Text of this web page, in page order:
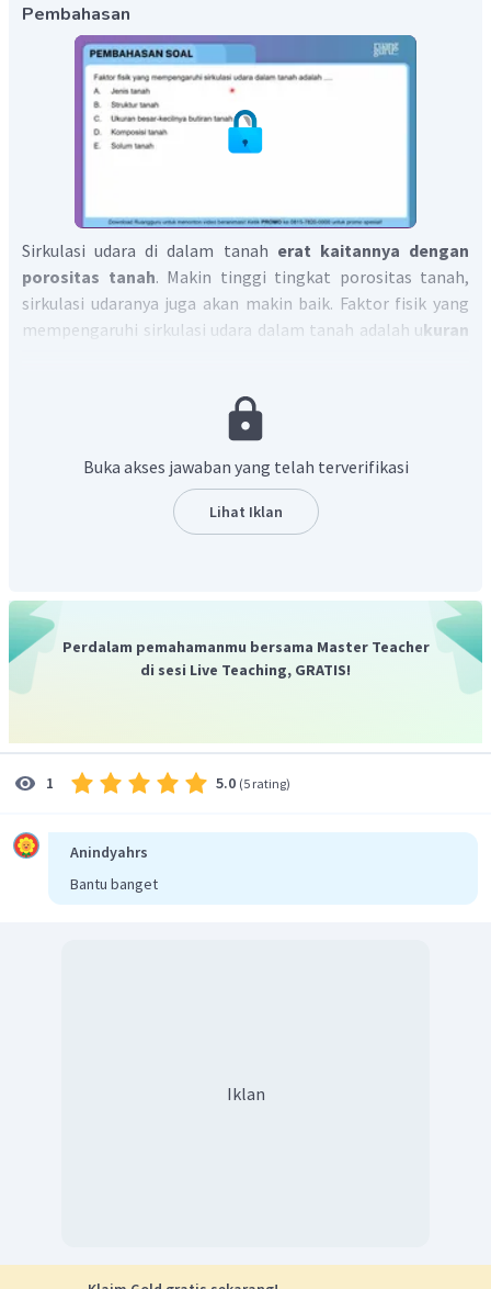
Pembahasan
Sirkulasi udara di dalam tanah erat kaitannya dengan
porositas tanah. Makin tinggi tingkat porositas tanah,
sirkulasi udaranya juga akan makin baik. Faktor fisik yang
mempengaruhi sirkulasi udara dalam tanah adalah ukuran
Buka akses jawaban yang telah terverifikasi
Lihat Iklan
Perdalam pemahamanmu bersama Master Teacher
di sesi Live Teaching, GRATIS!
1 5.0 (5 rating)
Anindyahrs
Bantu banget
Iklan